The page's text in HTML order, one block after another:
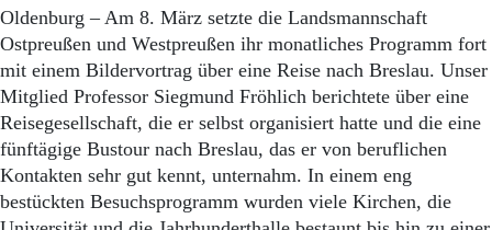
Oldenburg – Am 8. März setzte die Landsmannschaft
Ostpreußen und Westpreußen ihr monatliches Programm fort
mit einem Bildervortrag über eine Reise nach Breslau. Unser
Mitglied Professor Siegmund Fröhlich berichtete über eine
Reisegesellschaft, die er selbst organisiert hatte und die eine
fünftägige Bustour nach Breslau, das er von beruflichen
Kontakten sehr gut kennt, unternahm. In einem eng
bestückten Besuchsprogramm wurden viele Kirchen, die